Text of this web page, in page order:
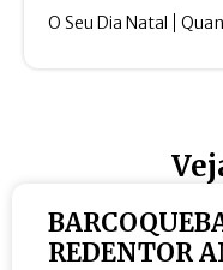
O Seu Dia Natal
REDENTOR